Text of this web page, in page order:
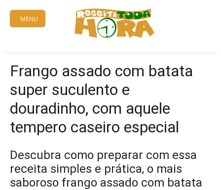
content
MENU
Frango assado com batata
super suculento e
douradinho, com aquele
tempero caseiro especial
Descubra como preparar com essa
receita simples e prática, o mais
saboroso frango assado com batata